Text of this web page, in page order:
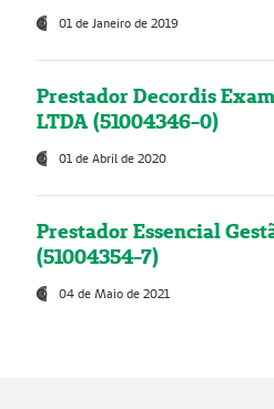
01 de Janeiro de 2019
Prestador Decordis
LTDA (51004346-0)
01 de Abril de 2020
Prestador Essencial
(51004354-7)
04 de Maio de 2021